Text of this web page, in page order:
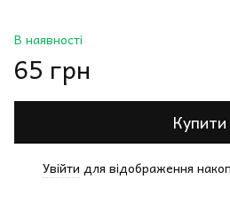
В наявності
65 грн
Купити
Увійти для відображення